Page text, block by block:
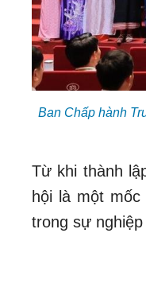
Ban Chấp hành
Từ khi thành
hội là một
trong sự